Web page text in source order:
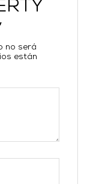
no será
están